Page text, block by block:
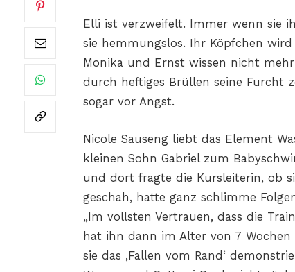
Elli ist verzweifelt. Immer wenn sie
sie hemmungslos. Ihr Köpfchen
Monika und Ernst wissen nicht
durch heftiges Brüllen seine Furcht
sogar vor Angst.
Nicole Sauseng liebt das Element
kleinen Sohn Gabriel zum
und dort fragte die Kursleiterin, ob
geschah, hatte ganz schlimme
„Im vollsten Vertrauen, dass die
hat ihn dann im Alter von 7
sie das ‚Fallen vom Rand‘